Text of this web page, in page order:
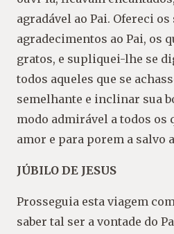
agradável ao Pai. Ofereci os
agradecimentos ao Pai, os
gratos, e supliquei-lhe se
todos aqueles que se
semelhante e inclinar sua
modo admirável a todos os
amor e para porem a salvo
JÚBILO DE JESUS
Prosseguia esta viagem
saber tal ser a vontade do